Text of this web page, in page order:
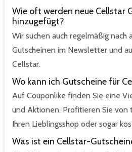
Wie oft werden neue Cellstar
hinzugefügt?
Wir suchen auch regelmäßig nach
Gutscheinen im Newsletter und
Cellstar.
Wo kann ich Gutscheine für
Auf Couponlike finden Sie eine
und Aktionen. Profitieren Sie
Ihren Lieblingsshop oder sogar
Was ist ein Cellstar-